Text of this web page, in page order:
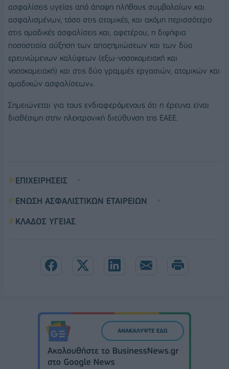
ασφαλίσεις υγείας από άποψη πλήθους συμβολαίων και
ασφαλισμένων, τόσο στις ατομικές, και ακόμη περισσότερο
στις ομαδικές ασφαλίσεις και, αφετέρου, η διψήφια
ποσοστιαία αύξηση των αποζημιώσεων και των δύο
ερευνώμενων καλύψεων (εξω-νοσοκομειακή και
νοσοκομειακή) και στις δύο γραμμές εργασιών, ατομικών και
ομαδικών ασφαλίσεων».
Σημειώνεται για τους ενδιαφερόμενους ότι η έρευνα είναι
διαθέσιμη στην ηλεκτρονική διεύθυνση της ΕΑΕΕ.
ΕΠΙΧΕΙΡΗΣΕΙΣ
ΕΝΩΣΗ ΑΣΦΑΛΙΣΤΙΚΩΝ ΕΤΑΙΡΕΙΩΝ
ΚΛΑΔΟΣ ΥΓΕΙΑΣ